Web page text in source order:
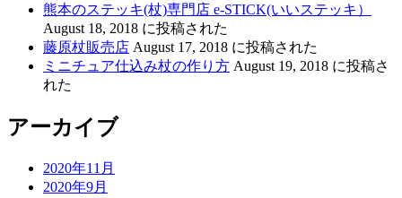
熊本のステッキ(杖)専門店 e-STICK(いいステッキ）
August 18, 2018 に投稿された
藤原杖販売店 August 17, 2018 に投稿された
ミニチュア仕込み杖の作り方 August 19, 2018 に投稿さ
れた
アーカイブ
2020年11月
2020年9月